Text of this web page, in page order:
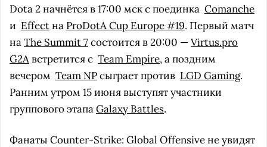
Dota 2 начнётся в 17:00 мск с поединка Comanche
и Effectна ProDotA Cup Europe #19. Первый матч
наThe Summit 7состоится в 20:00 —Virtus.pro
G2Aвстретится с Team Empire, а поздним
вечером Team NPсыграет против LGD Gaming.
Ранним утром 15 июня выступят участники
группового этапаGalaxy Battles.
Фанаты Counter-Strike: Global Offensive не увидят